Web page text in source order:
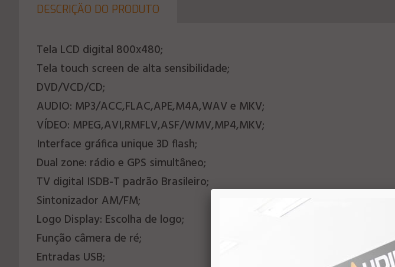
DESCRIÇÄO DO PRODUTO
Tela LCD digital 800x480;
Tela touch screen de alta sensibilidade;
DVD/VCD/CD;
AUDIO: MP3/ACC,FLAC,APE,M4A,WAV e MKV;
VÍDEO: MPEG,AVI,RMFLV,ASF/WMV,MP4,MKV;
Interface gráfica unique 3D flash;
Dual zone: rádio e GPS simultâneo;
TV digital ISDB-T padrão Brasileiro;
Sintonizador AM/FM;
Logo Display: Escolha de logo;
Função câmera de ré;
Entradas USB;